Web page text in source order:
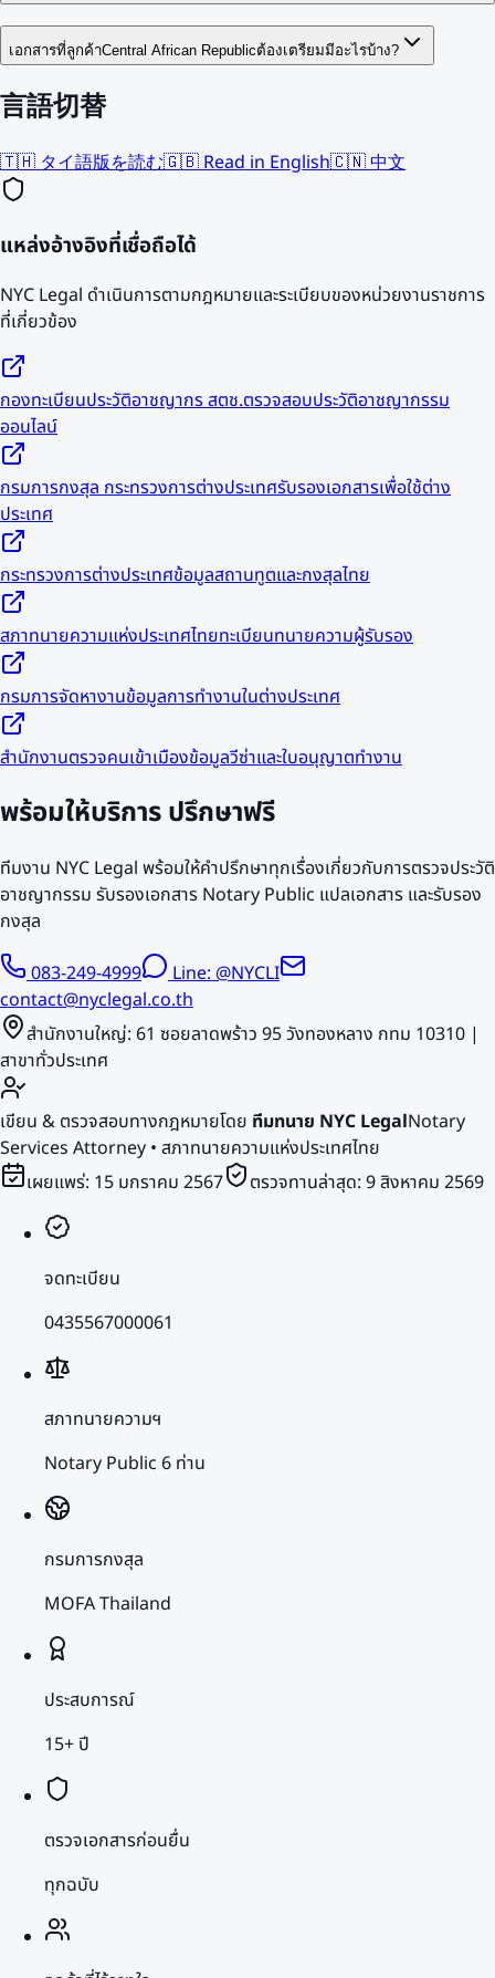
เอกสารที่ลูกค้าCentral African Republicต้องเตรียมมีอะไรบ้าง?
言語切替
🇹🇭 タイ語版を読む🇬🇧 Read in English🇨🇳 中文
แหล่งอ้างอิงที่เชื่อถือได้
NYC Legal ดำเนินการตามกฎหมายและระเบียบของหน่วยงานราชการ
ที่เกี่ยวข้อง
กองทะเบียนประวัติอาชญากร สตช.ตรวจสอบประวัติอาชญากรรม
ออนไลน์
กรมการกงสุล กระทรวงการต่างประเทศรับรองเอกสารเพื่อใช้ต่าง
ประเทศ
กระทรวงการต่างประเทศข้อมูลสถานทูตและกงสุลไทย
สภาทนายความแห่งประเทศไทยทะเบียนทนายความผู้รับรอง
กรมการจัดหางานข้อมูลการทำงานในต่างประเทศ
สำนักงานตรวจคนเข้าเมืองข้อมูลวีซ่าและใบอนุญาตทำงาน
พร้อมให้บริการปรึกษาฟรี
ทีมงาน NYC Legal พร้อมให้คำปรึกษาทุกเรื่องเกี่ยวกับการตรวจประวัติ
อาชญากรรม รับรองเอกสาร Notary Public แปลเอกสาร และรับรอง
กงสุล
083-249-4999
Line: @NYCLI
contact@nyclegal.co.th
สำนักงานใหญ่: 61 ซอยลาดพร้าว 95 วังทองหลาง กทม 10310 |
สาขาทั่วประเทศ
เขียน & ตรวจสอบทางกฎหมายโดย ทีมทนาย NYC LegalNotary
Services Attorney • สภาทนายความแห่งประเทศไทย
เผยแพร่: 15 มกราคม 2567 ตรวจทานล่าสุด: 9 สิงหาคม 2569
จดทะเบียน
0435567000061
สภาทนายความฯ
Notary Public 6 ท่าน
กรมการกงสุล
MOFA Thailand
ประสบการณ์
15+ ปี
ตรวจเอกสารก่อนยื่น
ทุกฉบับ